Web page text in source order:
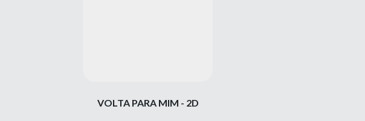
VOLTA PARA MIM - 2D